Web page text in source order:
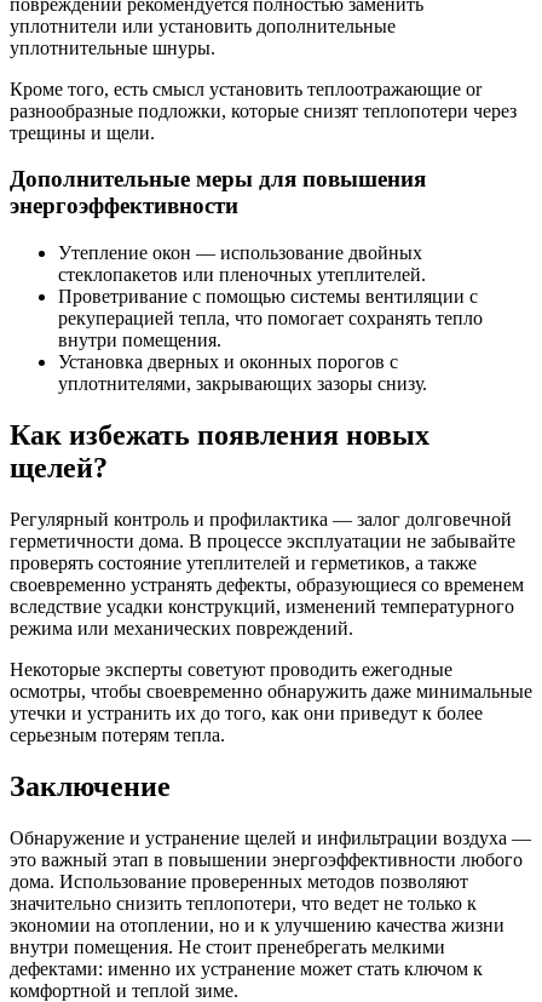
уплотнители или установить дополнительные
уплотнительные шнуры.
Кроме того, есть смысл установить теплоотражающие or
разнообразные подложки, которые снизят теплопотери через
трещины и щели.
Дополнительные меры для повышения
энергоэффективности
Утепление окон — использование двойных
стеклопакетов или пленочных утеплителей.
Проветривание с помощью системы вентиляции с
рекуперацией тепла, что помогает сохранять тепло
внутри помещения.
Установка дверных и оконных порогов с
уплотнителями, закрывающих зазоры снизу.
Как избежать появления новых
щелей?
Регулярный контроль и профилактика — залог долговечной
герметичности дома. В процессе эксплуатации не забывайте
проверять состояние утеплителей и герметиков, а также
своевременно устранять дефекты, образующиеся со временем
вследствие усадки конструкций, изменений температурного
режима или механических повреждений.
Некоторые эксперты советуют проводить ежегодные
осмотры, чтобы своевременно обнаружить даже минимальные
утечки и устранить их до того, как они приведут к более
серьезным потерям тепла.
Заключение
Обнаружение и устранение щелей и инфильтрации воздуха —
это важный этап в повышении энергоэффективности любого
дома. Использование проверенных методов позволяют
значительно снизить теплопотери, что ведет не только к
экономии на отоплении, но и к улучшению качества жизни
внутри помещения. Не стоит пренебрегать мелкими
дефектами: именно их устранение может стать ключом к
комфортной и теплой зиме.